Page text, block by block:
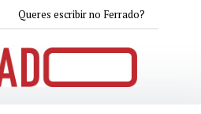
Queres escribir no Ferrado?